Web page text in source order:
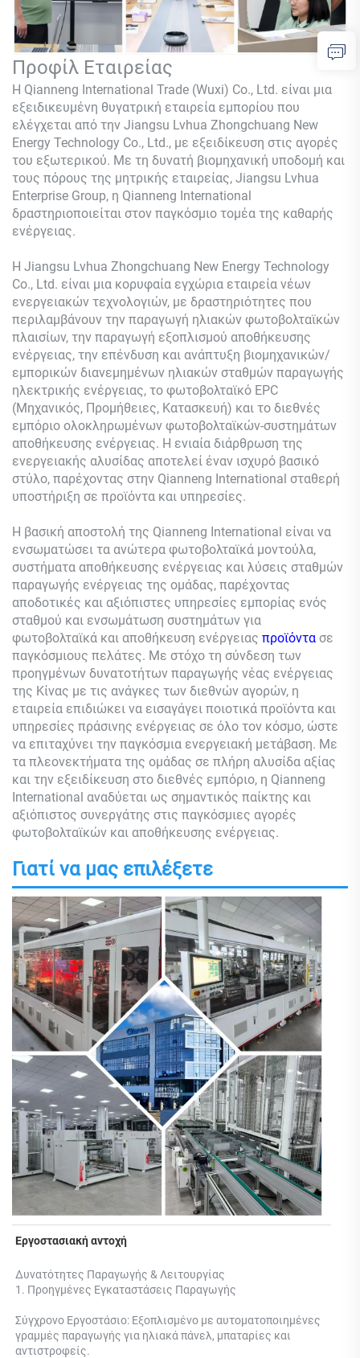
Προφίλ Εταιρείας
Η Qianneng International Trade (Wuxi) Co., Ltd. είναι μια
εξειδικευμένη θυγατρική εταιρεία εμπορίου που
ελέγχεται από την Jiangsu Lvhua Zhongchuang New
Energy Technology Co., Ltd., με εξειδίκευση στις αγορές
του εξωτερικού. Με τη δυνατή βιομηχανική υποδομή και
τους πόρους της μητρικής εταιρείας, Jiangsu Lvhua
Enterprise Group, η Qianneng International
δραστηριοποιείται στον παγκόσμιο τομέα της καθαρής
ενέργειας.
Η Jiangsu Lvhua Zhongchuang New Energy Technology
Co., Ltd. είναι μια κορυφαία εγχώρια εταιρεία νέων
ενεργειακών τεχνολογιών, με δραστηριότητες που
περιλαμβάνουν την παραγωγή ηλιακών φωτοβολταϊκών
πλαισίων, την παραγωγή εξοπλισμού αποθήκευσης
ενέργειας, την επένδυση και ανάπτυξη βιομηχανικών/
εμπορικών διανεμημένων ηλιακών σταθμών παραγωγής
ηλεκτρικής ενέργειας, το φωτοβολταϊκό EPC
(Μηχανικός, Προμήθειες, Κατασκευή) και το διεθνές
εμπόριο ολοκληρωμένων φωτοβολταϊκών-συστημάτων
αποθήκευσης ενέργειας. Η ενιαία διάρθρωση της
ενεργειακής αλυσίδας αποτελεί έναν ισχυρό βασικό
στύλο, παρέχοντας στην Qianneng International σταθερή
υποστήριξη σε προϊόντα και υπηρεσίες.
Η βασική αποστολή της Qianneng International είναι να
ενσωματώσει τα ανώτερα φωτοβολταϊκά μοντούλα,
συστήματα αποθήκευσης ενέργειας και λύσεις σταθμών
παραγωγής ενέργειας της ομάδας, παρέχοντας
αποδοτικές και αξιόπιστες υπηρεσίες εμπορίας ενός
σταθμού και ενσωμάτωση συστημάτων για
φωτοβολταϊκά και αποθήκευση ενέργειας προϊόντα σε
παγκόσμιους πελάτες. Με στόχο τη σύνδεση των
προηγμένων δυνατοτήτων παραγωγής νέας ενέργειας
της Κίνας με τις ανάγκες των διεθνών αγορών, η
εταιρεία επιδιώκει να εισαγάγει ποιοτικά προϊόντα και
υπηρεσίες πράσινης ενέργειας σε όλο τον κόσμο, ώστε
να επιταχύνει την παγκόσμια ενεργειακή μετάβαση. Με
τα πλεονεκτήματα της ομάδας σε πλήρη αλυσίδα αξίας
και την εξειδίκευση στο διεθνές εμπόριο, η Qianneng
International αναδύεται ως σημαντικός παίκτης και
αξιόπιστος συνεργάτης στις παγκόσμιες αγορές
φωτοβολταϊκών και αποθήκευσης ενέργειας.
Γιατί να μας επιλέξετε
Εργοστασιακή αντοχή
Δυνατότητες Παραγωγής & Λειτουργίας
1. Προηγμένες Εγκαταστάσεις Παραγωγής
Σύγχρονο Εργοστάσιο: Εξοπλισμένο με αυτοματοποιημένες
γραμμές παραγωγής για ηλιακά πάνελ, μπαταρίες και
αντιστροφείς.